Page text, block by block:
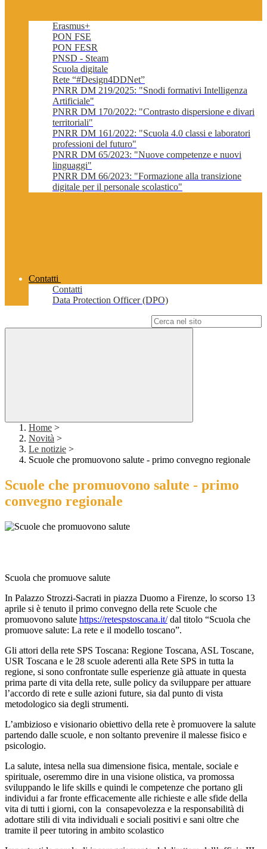
Erasmus+
PON FSE
PON FESR
PNSD - Steam
Scuola digitale
Rete “#Design4DDNet”
PNRR DM 219/2025: "Snodi formativi Intelligenza
Artificiale"
PNRR DM 170/2022: "Contrasto dispersione e divari
territoriali"
PNRR DM 161/2022: "Scuola 4.0 classi e laboratori
professioni del futuro"
PNRR DM 65/2023: "Nuove competenze e nuovi
linguaggi"
PNRR DM 66/2023: "Formazione alla transizione
digitale per il personale scolastico"
Contatti
Contatti
Data Protection Officer (DPO)
Home >
Novità >
Le notizie >
Scuole che promuovono salute - primo convegno regionale
Scuole che promuovono salute - primo
convegno regionale
Scuola che promuove salute
In Palazzo Strozzi-Sacrati in piazza Duomo a Firenze, lo scorso 13
aprile si è tenuto il primo convegno della rete Scuole che
promuovono salute https://retespstoscana.it/dal titolo “Scuola che
promuove salute: La rete e il modello toscano”.
Gli attori della rete SPS Toscana: Regione Toscana, ASL Toscane,
USR Toscana e le 28 scuole aderenti alla Rete SPS in tutta la
regione, si sono confrontate sulle esperienze già attuate in questa
prima parte di vita della rete, sulle policy da sviluppare per attuare
l’accordo di rete e sulle azioni future, sia dal punto di vista
metodologico sia degli strumenti.
L’ambizioso e visionario obiettivo della rete è promuovere la salute
partendo dalle scuole, e non soltanto prevenire il malesse fisico e
psicologio.
La salute, intesa nella sua dimensione fisica, mentale, sociale e
spirituale, oseremmo dire in una visione olistica, va promossa
sviluppando le life skills e quindi le competenze che portano gli
individui a far fronte efficacemente alle richieste e alle sfide della
vita di tutti i giorni, con la consapevolezza e la responsabilità di
adottare stili di vita individuali e sociali positivi e sani oltre che
tramite il peer tutoring in ambito scolastico